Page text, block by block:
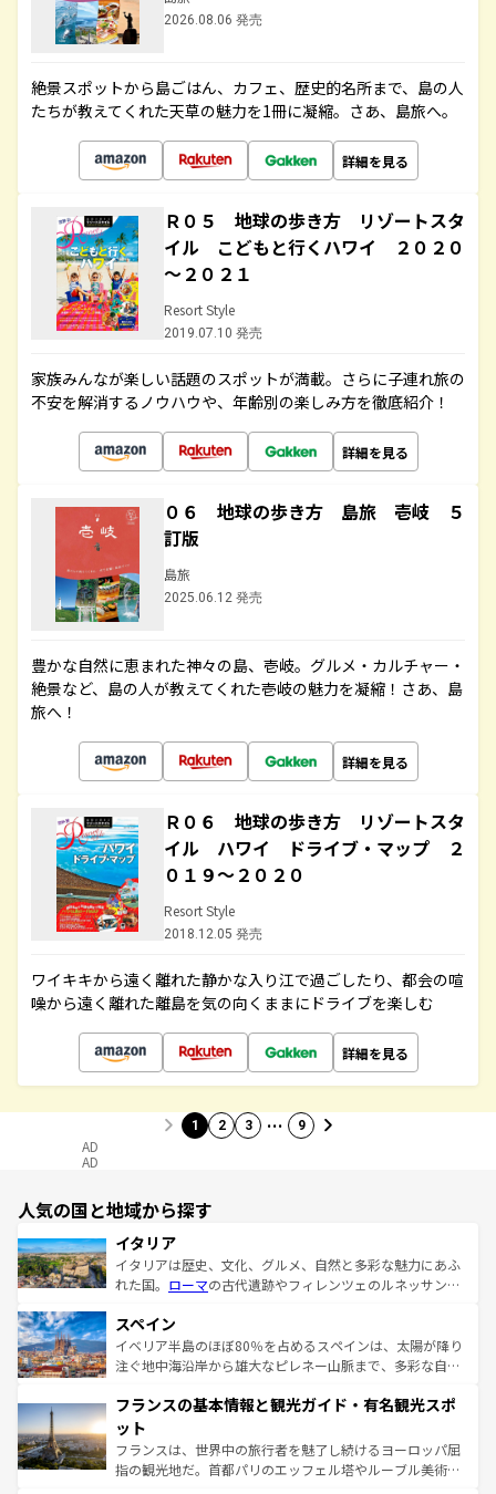
2026.08.06 発売
絶景スポットから島ごはん、カフェ、歴史的名所まで、島の人
たちが教えてくれた天草の魅力を1冊に凝縮。さあ、島旅へ。
詳細を見る
Ｒ０５ 地球の歩き方 リゾートスタ
イル こどもと行くハワイ ２０２０
～２０２１
Resort Style
2019.07.10 発売
家族みんなが楽しい話題のスポットが満載。さらに子連れ旅の
不安を解消するノウハウや、年齢別の楽しみ方を徹底紹介！
詳細を見る
０６ 地球の歩き方 島旅 壱岐 ５
訂版
島旅
2025.06.12 発売
豊かな自然に恵まれた神々の島、壱岐。グルメ・カルチャー・
絶景など、島の人が教えてくれた壱岐の魅力を凝縮！さあ、島
旅へ！
詳細を見る
Ｒ０６ 地球の歩き方 リゾートスタ
イル ハワイ ドライブ・マップ ２
０１９～２０２０
Resort Style
2018.12.05 発売
ワイキキから遠く離れた静かな入り江で過ごしたり、都会の喧
噪から遠く離れた離島を気の向くままにドライブを楽しむ
詳細を見る
1 2 3 … 9
AD
AD
人気の国と地域から探す
イタリア
イタリアは歴史、文化、グルメ、自然と多彩な魅力にあふ
れた国。 ローマの古代遺跡やフィレンツェのルネッサンス
ろん、トスカーナの美しい田園風景やアマルフィ海岸の絶
景など、自然景観も見逃せない。観光の合間には、本場の
ピザやパスタなど、絶品のイタリア料理を堪能することも
ませてくれるイタリアで、忘れられない旅をしてみよう！
なお、新着のイタリア情報は
しい。
スペイン
イベリア半島のほぼ80％を占めるスペインは、太陽が降り
注ぐ地中海沿岸から雄大なピレネー山脈まで、多彩な自然
文化が根付くこの国では、情熱的なフラメンコ、熱気あふ
れる闘牛、そして美味しいタパスが生活の一部となってい
る。首都マドリードの洗練された雰囲気や、バルセロナの
アートに溢れた街角から、地方では古代ローマ遺跡や中世
フランスの基本情報と観光ガイド・有名観光スポ
ット
フランスは、世界中の旅行者を魅了し続けるヨーロッパ屈
指の観光地だ。首都パリのエッフェル塔やルーブル美術館